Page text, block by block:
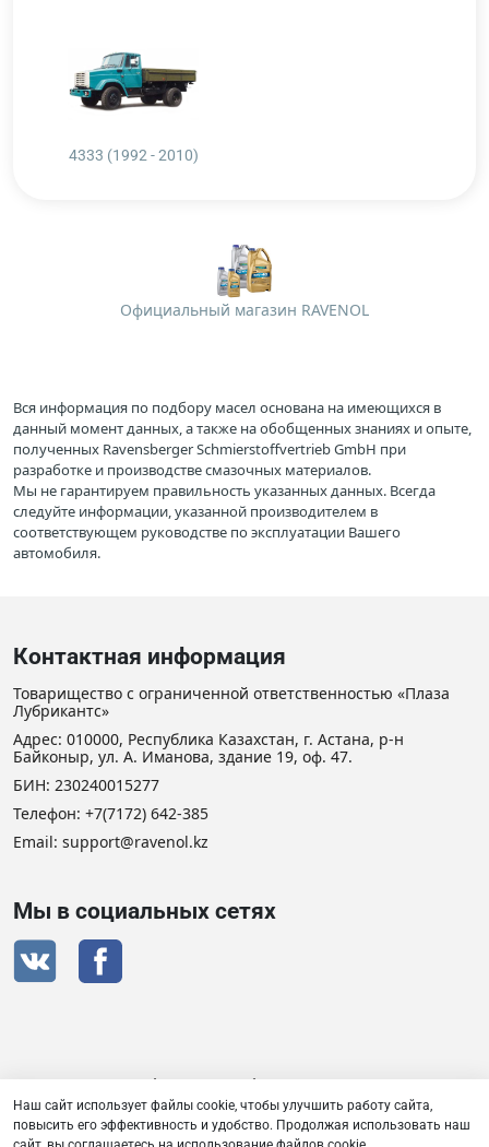
4333 (1992 - 2010)
Официальный магазин RAVENOL
Вся информация по подбору масел основана на имеющихся в
данный момент данных, а также на обобщенных знаниях и опыте,
полученных Ravensberger Schmierstoffvertrieb GmbH при
разработке и производстве смазочных материалов.
Мы не гарантируем правильность указанных данных. Всегда
следуйте информации, указанной производителем в
соответствующем руководстве по эксплуатации Вашего
автомобиля.
Контактная информация
Товарищество с ограниченной ответственностью «Плаза
Лубрикантс»
Адрес: 010000, Республика Казахстан, г. Астана, р-н
Байконыр, ул. А. Иманова, здание 19, оф. 47.
БИН: 230240015277
Телефон: +7(7172) 642-385
Email: support@ravenol.kz
Мы в социальных сетях
Сертификат дистрибьютора RAVENOL
Наш сайт использует файлы cookie, чтобы улучшить работу сайта,
повысить его эффективность и удобство. Продолжая использовать наш